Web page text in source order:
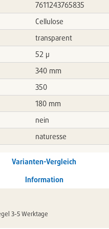
7611243765835
Cellulose
transparent
52 µ
340 mm
350
180 mm
nein
naturesse
Varianten-Vergleich
Information
3-5 Werktage